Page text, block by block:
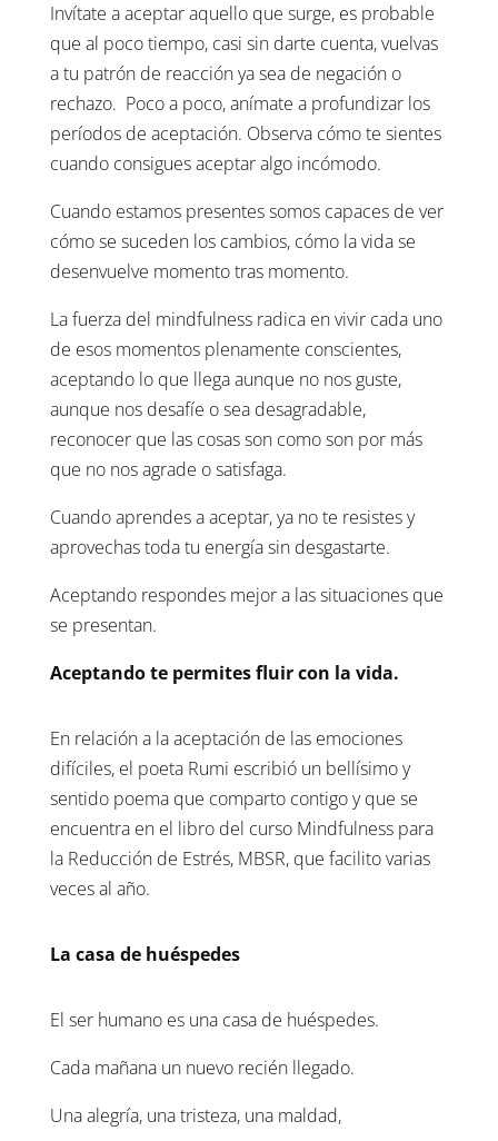
Invítate a aceptar aquello que surge, es probable
que al poco tiempo, casi sin darte cuenta, vuelvas
a tu patrón de reacción ya sea de negación o
rechazo. Poco a poco, anímate a profundizar los
períodos de aceptación. Observa cómo te sientes
cuando consigues aceptar algo incómodo.
Cuando estamos presentes somos capaces de ver
cómo se suceden los cambios, cómo la vida se
desenvuelve momento tras momento.
La fuerza del mindfulness radica en vivir cada uno
de esos momentos plenamente conscientes,
aceptando lo que llega aunque no nos guste,
aunque nos desafíe o sea desagradable,
reconocer que las cosas son como son por más
que no nos agrade o satisfaga.
Cuando aprendes a aceptar, ya no te resistes y
aprovechas toda tu energía sin desgastarte.
Aceptando respondes mejor a las situaciones que
se presentan.
Aceptando te permites fluir con la vida.
En relación a la aceptación de las emociones
difíciles, el poeta Rumi escribió un bellísimo y
sentido poema que comparto contigo y que se
encuentra en el libro del curso Mindfulness para
la Reducción de Estrés, MBSR, que facilito varias
veces al año.
La casa de huéspedes
El ser humano es una casa de huéspedes.
Cada mañana un nuevo recién llegado.
Una alegría, una tristeza, una maldad,